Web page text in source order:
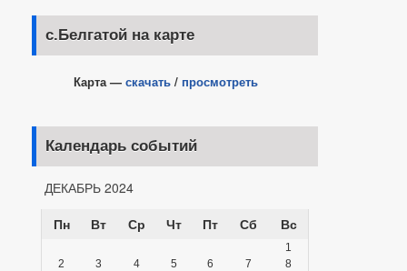
с.Белгатой на карте
Карта — скачать / просмотреть
Календарь событий
ДЕКАБРЬ 2024
Пн
Вт Ср Чт Пт Сб Вс
1
2
3 4 5 6 7
8